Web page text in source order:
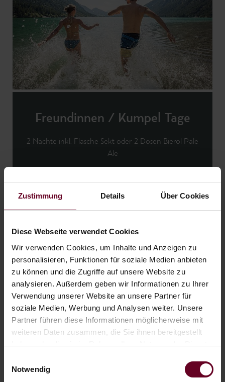
Zustimmung Details Über Cookies
Diese Webseite verwendet Cookies
Wir verwenden Cookies, um Inhalte und Anzeigen zu
personalisieren, Funktionen für soziale Medien anbieten
zu können und die Zugriffe auf unsere Website zu
analysieren. Außerdem geben wir Informationen zu Ihrer
Verwendung unserer Website an unsere Partner für
soziale Medien, Werbung und Analysen weiter. Unsere
Partner führen diese Informationen möglicherweise mit
weiteren Daten zusammen, die Sie ihnen bereitgestellt
haben oder die sie im Rahmen Ihrer Nutzung der Dienste
Notwendig
Freundinnen / Kumpel Tage
2 Nächte inkl. Flasche Sekt oder 2 Dosen Bierol Pale
Ale
ab € 278,– pro Person